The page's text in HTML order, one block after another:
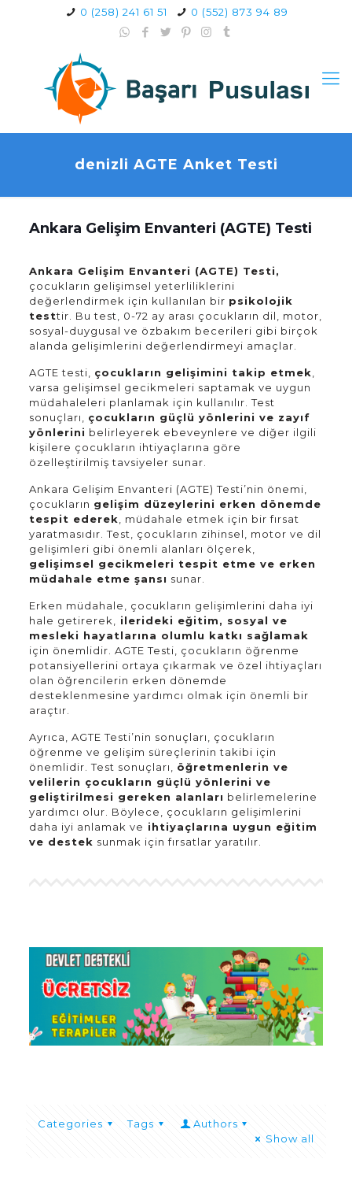
0 (258) 241 61 51 0 (552) 873 94 89
denizli AGTE Anket Testi
Ankara Gelişim Envanteri (AGTE) Testi
Ankara Gelişim Envanteri (AGTE) Testi,
çocukların gelişimsel yeterliliklerini
değerlendirmek için kullanılan bir psikolojik
testtir. Bu test, 0-72 ay arası çocukların dil, motor,
sosyal-duygusal ve özbakım becerileri gibi birçok
alanda gelişimlerini değerlendirmeyi amaçlar.
AGTE testi, çocukların gelişimini takip etmek
varsa gelişimsel gecikmeleri saptamak ve uygun
müdahaleleri planlamak için kullanılır. Test
sonuçları, çocukların güçlü yönlerini ve zayıf
yönlerini belirleyerek ebeveynlere ve diğer ilgili
kişilere çocukların ihtiyaçlarına göre
özelleştirilmiş tavsiyeler sunar.
Ankara Gelişim Envanteri (AGTE) Testi’nin önemi,
çocukların gelişim düzeylerini erken dönemde
tespit ederek
, müdahale etmek için bir fırsat
yaratmasıdır. Test, çocukların zihinsel, motor ve dil
gelişimleri gibi önemli alanları ölçerek,
gelişimsel gecikmeleri tespit etme ve erken
müdahale etme şansı sunar.
Erken müdahale, çocukların gelişimlerini daha iyi
hale getirerek,
ilerideki eğitim, sosyal ve
mesleki hayatlarına olumlu katkı sağlamak
için önemlidir. AGTE Testi, çocukların öğrenme
potansiyellerini ortaya çıkarmak ve özel ihtiyaçları
olan öğrencilerin erken dönemde
desteklenmesine yardımcı olmak için önemli bir
araçtır.
Ayrıca, AGTE Testi’nin sonuçları, çocukların
öğrenme ve gelişim süreçlerinin takibi için
önemlidir. Test sonuçları, öğretmenlerin ve
velilerin çocukların güçlü yönlerini ve
geliştirilmesi gereken alanları belirlemelerine
yardımcı olur. Böylece, çocukların gelişimlerini
daha iyi anlamak ve ihtiyaçlarına uygun eğitim
ve destek sunmak için fırsatlar yaratılır.
Categories Tags
Authors
Show all